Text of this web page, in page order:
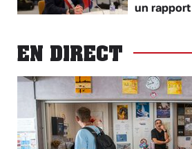
un
EN DIRECT